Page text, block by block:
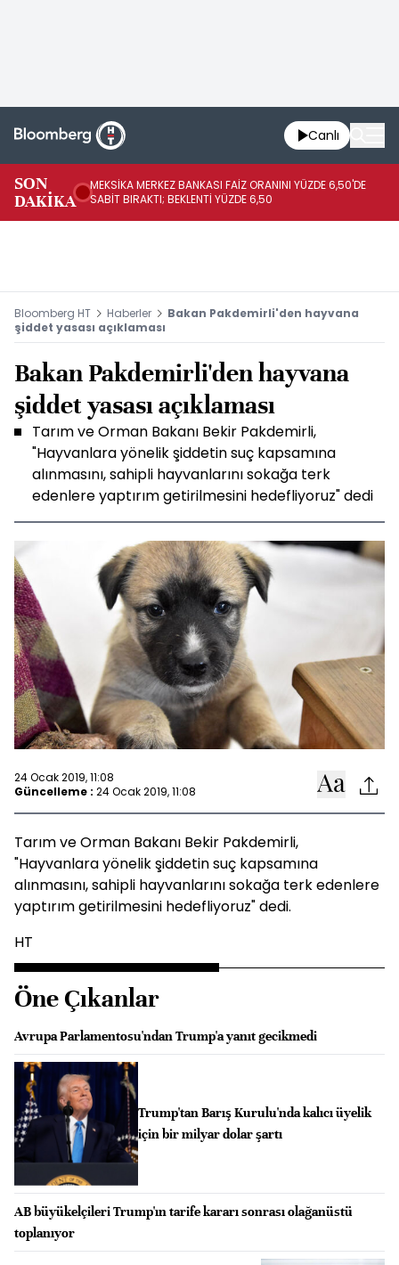
Canlı
SON
DAKİKA
MEKSİKA MERKEZ BANKASI FAİZ ORANINI YÜZDE 6,50'DE
SABİT BIRAKTI; BEKLENTİ YÜZDE 6,50
Bloomberg HT Haberler
Bakan Pakdemirli'den hayvana
şiddet yasası açıklaması
Bakan Pakdemirli'den hayvana
şiddet yasası açıklaması
Tarım ve Orman Bakanı Bekir Pakdemirli,
"Hayvanlara yönelik şiddetin suç kapsamına
alınmasını, sahipli hayvanlarını sokağa terk
edenlere yaptırım getirilmesini hedefliyoruz" dedi
24 Ocak 2019, 11:08
Güncelleme : 24 Ocak 2019, 11:08
Tarım ve Orman Bakanı Bekir Pakdemirli,
"Hayvanlara yönelik şiddetin suç kapsamına
alınmasını, sahipli hayvanlarını sokağa terk edenlere
yaptırım getirilmesini hedefliyoruz" dedi.
HT
Öne Çıkanlar
Avrupa Parlamentosu'ndan Trump'a yanıt gecikmedi
Trump'tan Barış Kurulu'nda kalıcı üyelik
için bir milyar dolar şartı
AB büyükelçileri Trump'ın tarife kararı sonrası olağanüstü
toplanıyor